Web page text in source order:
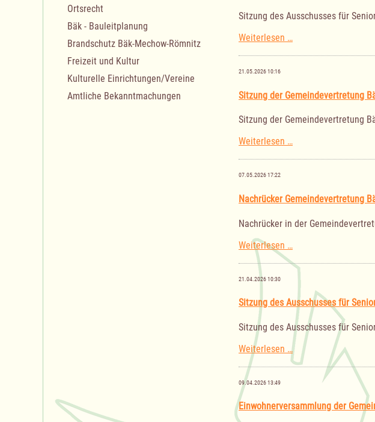
Sitzung des Ausschusses für
Weiterlesen …Sitzung
Jugend
Soziales
21.05.2026 10:16
Sitzung der Gemeindevertretung
Sitzung der Gemeindevertretung
Weiterlesen …Sitzung
04.06.2026
07.05.2026 17:22
Nachrücker Gemeindevertretung
Nachrücker in der
Weiterlesen …
Bäk
21.04.2026 10:30
Sitzung des Ausschusses für
Sitzung des Ausschusses für
Weiterlesen …Sitzung
des
Ausschusses
Jugend
09.04.2026 13:49
Einwohnerversammlung der
Ortsrecht
Bäk - Bauleitplanung
Brandschutz Bäk-Mechow-Römnitz
Freizeit und Kultur
Kulturelle Einrichtungen/Vereine
Amtliche Bekanntmachungen